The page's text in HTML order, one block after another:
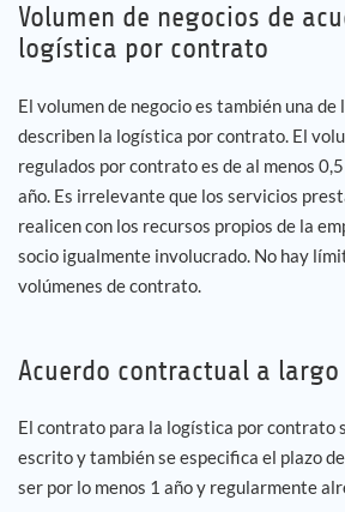
Volumen de negocios de
logística por contrato
El volumen de negocio es también una
describen la logística por contrato. El
regulados por contrato es de al menos
año. Es irrelevante que los servicios
realicen con los recursos propios de la
socio igualmente involucrado. No hay
volúmenes de contrato.
Acuerdo contractual a largo
El contrato para la logística por contrato
escrito y también se especifica el plazo
ser por lo menos 1 año y regularmente